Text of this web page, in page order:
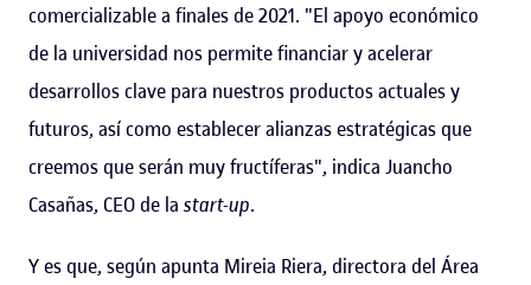
comercializable a finales de 2021. "El apoyo económico
de la universidad nos permite financiar y acelerar
desarrollos clave para nuestros productos actuales y
futuros, así como establecer alianzas estratégicas que
creemos que serán muy fructíferas", indica Juancho
Casañas, CEO de la start-up.
Y es que, según apunta Mireia Riera, directora del Área